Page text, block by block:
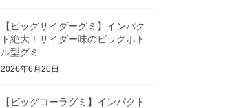
【ビッグサイダーグミ】インパク
ト絶大！サイダー味のビッグボト
ル型グミ
2026年6月26日
【ビッグコーラグミ】インパクト